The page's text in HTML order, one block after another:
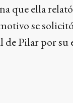
que ella
se
Pilar por su